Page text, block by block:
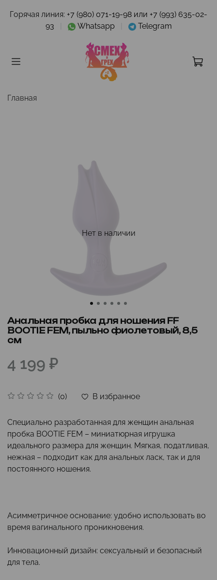
Горячая линия: +7 (980) 071-19-98 или +7 (993) 635-02-
93
Whatsapp Telegram
Главная
Нет в наличии
Анальная пробка для ношения FF
BOOTIE FEM, пыльно фиолетовый, 8,5
см
(0) В избранное
4 199 ₽
Специально разработанная для женщин анальная
пробка BOOTIE FEM – миниатюрная игрушка
идеального размера для женщин. Мягкая, податливая,
нежная – подходит как для анальных ласк, так и для
постоянного ношения.
Асимметричное основание: удобно использовать во
время вагинального проникновения.
Инновационный дизайн: сексуальный и безопасный
для тела.